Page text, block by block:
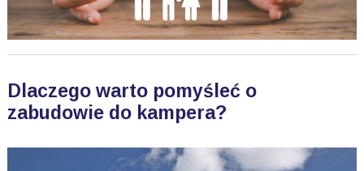
Dlaczego warto pomyśleć o
zabudowie do kampera?